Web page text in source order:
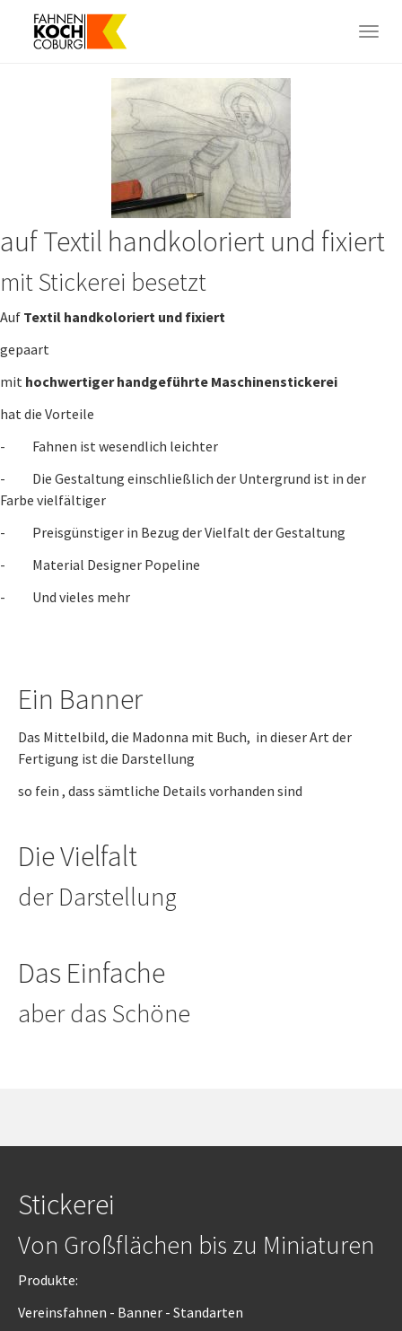
auf Textil handkoloriert und fixiert
mit Stickerei besetzt
Auf Textil handkoloriert und fixiert
gepaart
mit hochwertiger handgeführte Maschinenstickerei
hat die Vorteile
- Fahnen ist wesendlich leichter
- Die Gestaltung einschließlich der Untergrund ist in der
Farbe vielfältiger
- Preisgünstiger in Bezug der Vielfalt der Gestaltung
- Material Designer Popeline
- Und vieles mehr
Ein Banner
Das Mittelbild, die Madonna mit Buch, in dieser Art der
Fertigung ist die Darstellung
so fein , dass sämtliche Details vorhanden sind
Die Vielfalt
der Darstellung
Das Einfache
aber das Schöne
Stickerei
Von Großflächen bis zu Miniaturen
Produkte:
Vereinsfahnen - Banner - Standarten